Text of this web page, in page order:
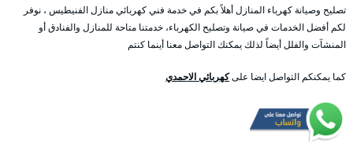
تصليح وصيانة كهرباء المنازل أهلاً بكم في خدمة فني كهربائي منازل الفنيطيس ، نوفر
لكم أفضل الخدمات في صيانة وتصليح الكهرباء، خدمتنا متاحة للمنازل والفنادق أو
المنشآت والفلل أيضاً لذلك يمكنك التواصل معنا أينما كنتم
كما يمكنكم التواصل ايضا علىكهربائي الاحمدي